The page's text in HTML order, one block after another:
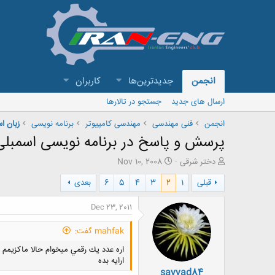
انجمن جدیدترین‌ها کاربران
ارسال های جدید
جستجو در تالارها
انجمن
فنی مهندسی مهندسی کامپیوتر برنامه نویسی زبان
پرسش و پاسخ در برنامه نویسی
ش
ر
و
ع
دختر شرقی
ت
ا
ی
ش
ر
و
ع
Nov 10, 2008
قبلی
1
2
3
4
5
6 بعدی
Dec 23, 2011
mahfak گفت:
ارايه بده